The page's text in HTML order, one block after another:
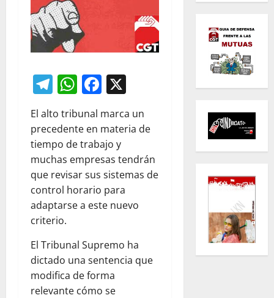
Telegram
WhatsApp
Facebook
El alto tribunal marca un
precedente en materia de
tiempo de trabajo y
muchas empresas tendrán
que revisar sus sistemas de
control horario para
adaptarse a este nuevo
criterio.
El Tribunal Supremo ha
dictado una sentencia que
modifica de forma
relevante cómo se